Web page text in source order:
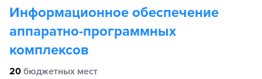
Информационное обеспечение
аппаратно-программных
комплексов
20 бюджетных мест